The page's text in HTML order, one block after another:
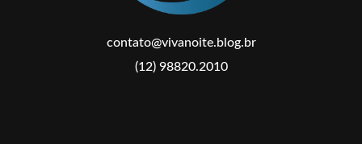
contato@vivanoite.blog.br
(12) 98820.2010